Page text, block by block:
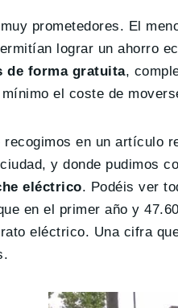
prometedores. El
lograr un ahorro
de forma gratuita,
el coste de
recogimos en un artículo
y donde pudimos
eléctrico. Podéis ver
en el primer año y
eléctrico. Una cifra